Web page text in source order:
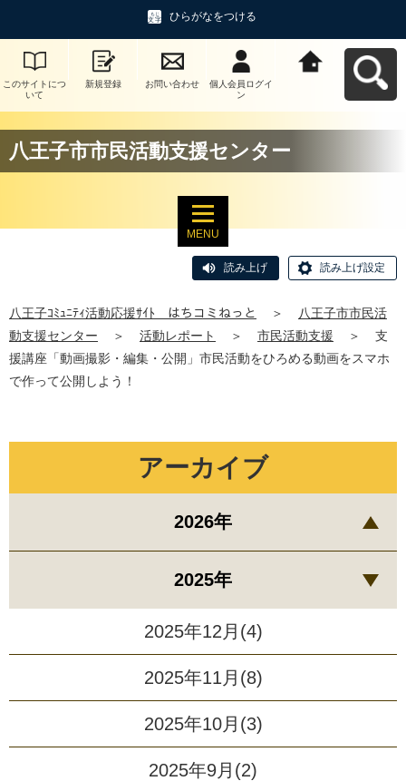
ひらがなをつける
このサイトにつ
いて
新規登録 お問い合わせ
個人会員ログイ
ン
八王子市市民活動支援センター
MENU
読み上げ 読み上げ設定
八王子ｺﾐｭﾆﾃｨ活動応援ｻｲﾄ はちコミねっと ＞
八王子市市民活
動支援センター
＞ 活動レポート ＞ 市民活動支援 ＞
支
援講座「動画撮影・編集・公開」市民活動をひろめる動画をスマホ
で作って公開しよう！
アーカイブ
2026年
2025年
2025年12月(4)
2025年11月(8)
2025年10月(3)
2025年9月(2)